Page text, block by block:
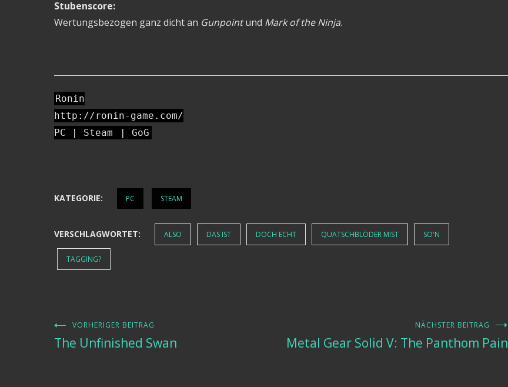
Stubenscore:
Wertungsbezogen ganz dicht an Gunpointund Mark of the Ninja.
Ronin
http://ronin-game.com/
PC | Steam
| GoG
KATEGORIE: PC STEAM
VERSCHLAGWORTET: ALSO DAS IST DOCH ECHT QUATSCHBLÖDER MIST SO'N
TAGGING?
Beitragsnavigation
VORHERIGER BEITRAG
The Unfinished Swan
NÄCHSTER BEITRAG
Metal Gear Solid V: The Panthom Pain